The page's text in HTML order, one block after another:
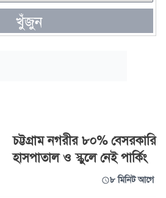
খুঁজুন
চট্টগ্রাম নগরীর ৮০% বেসরকারি
হাসপাতাল ও স্কুলে নেই পার্কিং
৮ মিনিট আগে